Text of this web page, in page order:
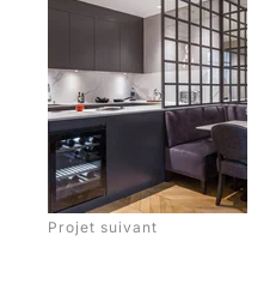
Projet suivant